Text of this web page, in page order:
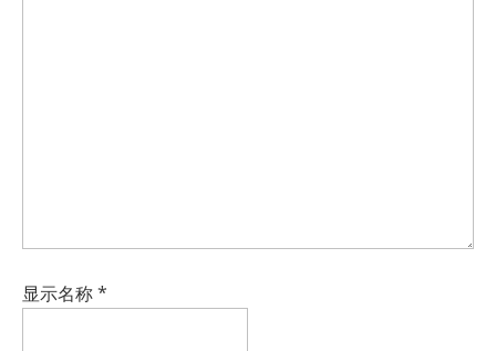
显示名称*